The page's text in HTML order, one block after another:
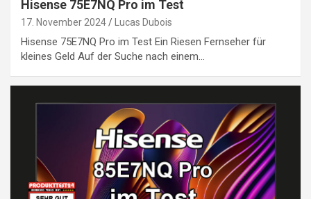
Hisense 75E7NQ Pro im Test
17. November 2024 Lucas Dubois
Hisense 75E7NQ Pro im Test Ein Riesen Fernseher für
kleines Geld Auf der Suche nach einem…